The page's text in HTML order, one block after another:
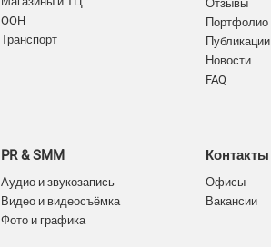
OOH
Транспорт
PR & SMM
Аудио и звукозапись
Видео и видеосъёмка
Фото и графика
Отзывы
Портфолио
Публикации
Новости
FAQ
Контакты
Офисы
Вакансии